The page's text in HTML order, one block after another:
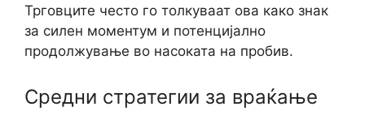
Трговците често го толкуваат ова како знак
за силен моментум и потенцијално
продолжување во насоката на пробив.
Средни стратегии за враќање